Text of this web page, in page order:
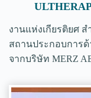
งานแห่งเกียรติยศ
สถานประกอบการด้
จากบริษัท MERZ